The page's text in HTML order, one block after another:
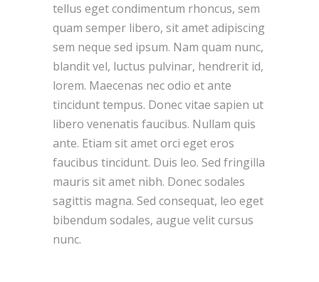
tellus eget condimentum rhoncus, sem
quam semper libero, sit amet adipiscing
sem neque sed ipsum. Nam quam nunc,
blandit vel, luctus pulvinar, hendrerit id,
lorem. Maecenas nec odio et ante
tincidunt tempus. Donec vitae sapien ut
libero venenatis faucibus. Nullam quis
ante. Etiam sit amet orci eget eros
faucibus tincidunt. Duis leo. Sed fringilla
mauris sit amet nibh. Donec sodales
sagittis magna. Sed consequat, leo eget
bibendum sodales, augue velit cursus
nunc.